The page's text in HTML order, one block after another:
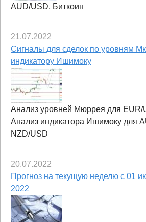
AUD/USD, Биткоин
21.07.2022
Сигналы для сделок по уровням
индикатору Ишимоку
Анализ уровней Мюррея для EUR/
Анализ индикатора Ишимоку для
NZD/USD
20.07.2022
Прогноз на текущую неделю с 01
2022